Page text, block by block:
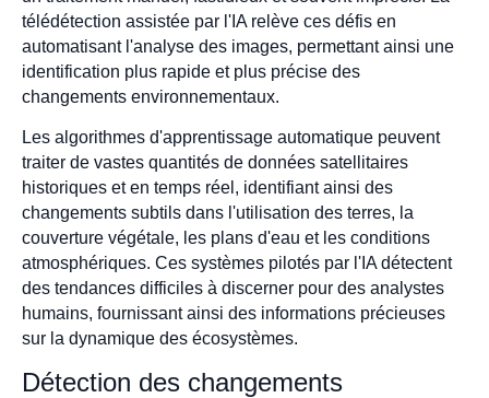
télédétection assistée par l'IA relève ces défis en
automatisant l'analyse des images, permettant ainsi une
identification plus rapide et plus précise des
changements environnementaux.
Les algorithmes d'apprentissage automatique peuvent
traiter de vastes quantités de données satellitaires
historiques et en temps réel, identifiant ainsi des
changements subtils dans l'utilisation des terres, la
couverture végétale, les plans d'eau et les conditions
atmosphériques. Ces systèmes pilotés par l'IA détectent
des tendances difficiles à discerner pour des analystes
humains, fournissant ainsi des informations précieuses
sur la dynamique des écosystèmes.
Détection des changements